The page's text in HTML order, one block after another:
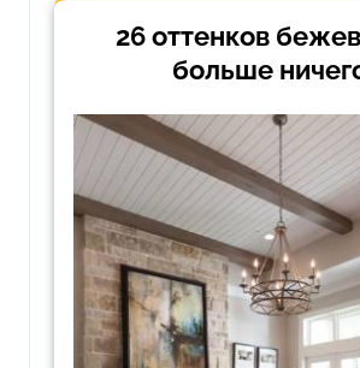
26 оттенков
больше